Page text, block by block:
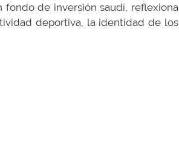
de inversión saudí, reflexiona
deportiva, la identidad de los